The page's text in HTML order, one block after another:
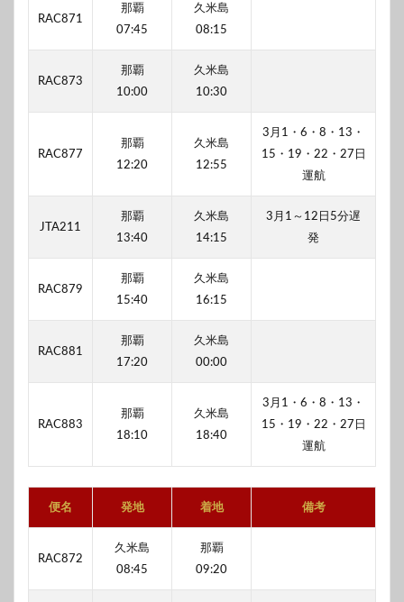
RAC871
那覇
07:45
久米島
08:15
RAC873
那覇
10:00
久米島
10:30
RAC877
那覇
12:20
久米島
12:55
3月1・6・8・13・
15・19・22・27日
運航
JTA211
那覇
13:40
久米島
14:15
3月1～12日5分遅
発
RAC879
那覇
15:40
久米島
16:15
RAC881
那覇
17:20
久米島
00:00
RAC883
那覇
18:10
久米島
18:40
3月1・6・8・13・
15・19・22・27日
運航
便名 発地 着地 備考
RAC872
久米島
08:45
那覇
09:20